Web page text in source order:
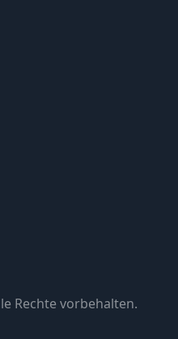
Rechte vorbehalten.